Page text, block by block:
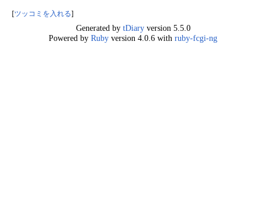
ツッコミを入れる
Generated by tDiaryversion 5.5.0
Powered by Ruby version 4.0.6 with ruby-fcgi-ng